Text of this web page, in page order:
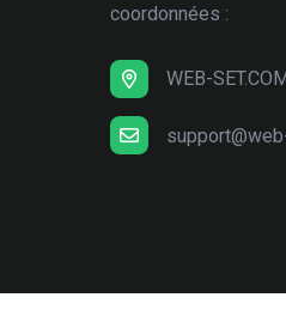
coordonnées :
WEB-